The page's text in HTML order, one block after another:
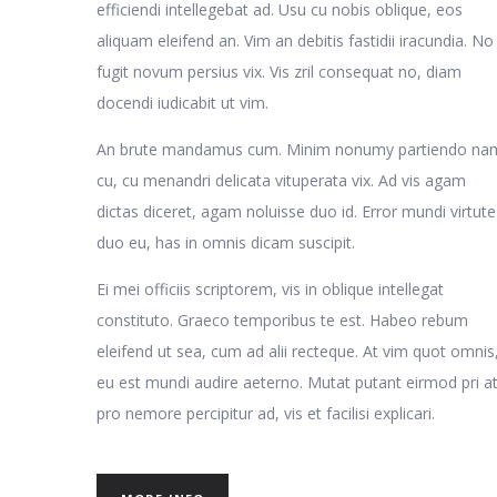
efficiendi intellegebat ad. Usu cu nobis oblique, eos
aliquam eleifend an. Vim an debitis fastidii iracundia. No
fugit novum persius vix. Vis zril consequat no, diam
docendi iudicabit ut vim.
An brute mandamus cum. Minim nonumy partiendo
cu, cu menandri delicata vituperata vix. Ad vis agam
dictas diceret, agam noluisse duo id. Error mundi virtute
duo eu, has in omnis dicam suscipit.
Ei mei officiis scriptorem, vis in oblique intellegat
constituto. Graeco temporibus te est. Habeo rebum
eleifend ut sea, cum ad alii recteque. At vim quot omnis,
eu est mundi audire aeterno. Mutat putant eirmod pri
pro nemore percipitur ad, vis et facilisi explicari.